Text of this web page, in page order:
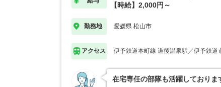
【時給】2,000円～
勤務地 愛媛県 松山市
アクセス 伊予鉄道本町線 道後温泉駅／伊予鉄道
在宅専任の部隊も活躍しておりま